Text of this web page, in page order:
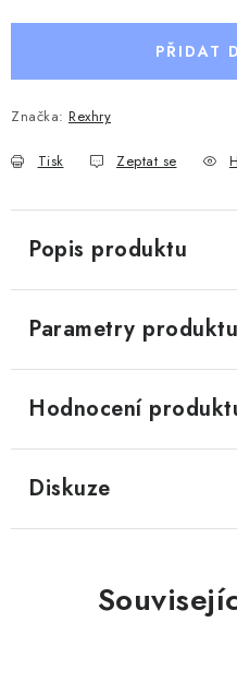
PŘIDAT
Značka: Rexhry
Tisk Zeptat se
Popis produktu
Parametry produktu
Hodnocení
Diskuze